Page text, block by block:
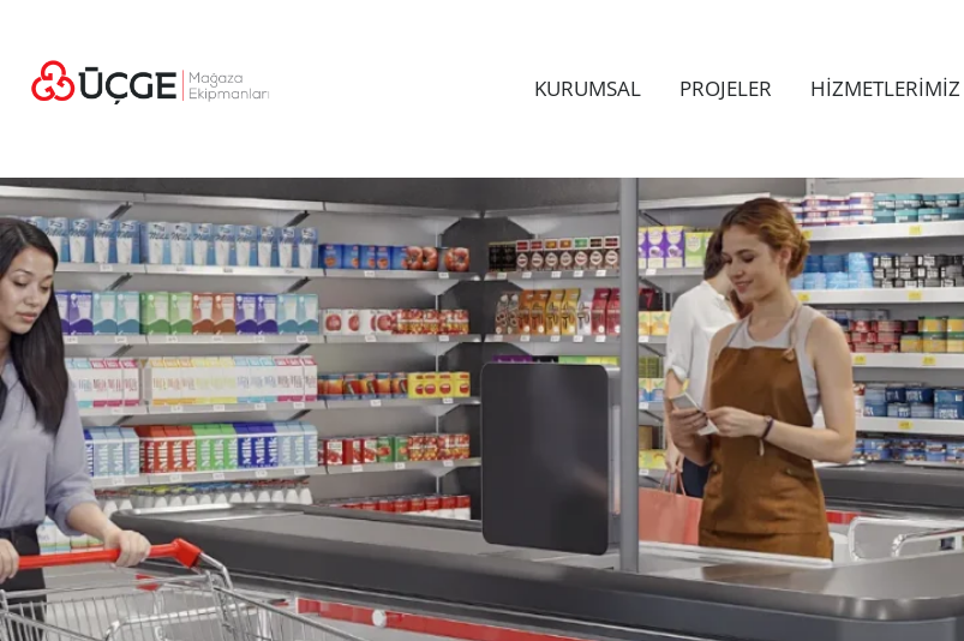
KURUMSAL PROJELER HİZMETLERİMİZ